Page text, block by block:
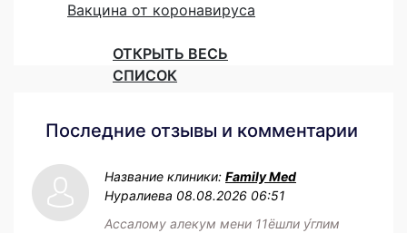
Вакцина от коронавируса
ОТКРЫТЬ ВЕСЬ
СПИСОК
Последние отзывы и комментарии
Название клиники: Family Med
Нуралиева 08.08.2026 06:51
Ассалому алекум мени 11ёшли у́глим